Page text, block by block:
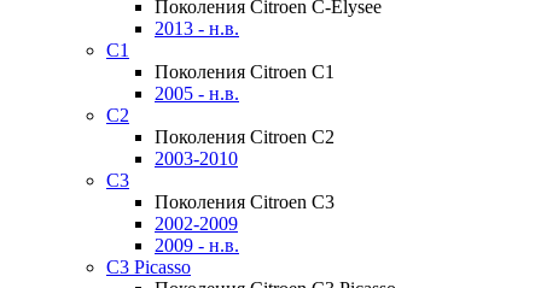
Поколения Citroen C-Elysee
2013 - н.в.
C1
Поколения Citroen C1
2005 - н.в.
C2
Поколения Citroen C2
2003-2010
C3
Поколения Citroen C3
2002-2009
2009 - н.в.
C3 Picasso